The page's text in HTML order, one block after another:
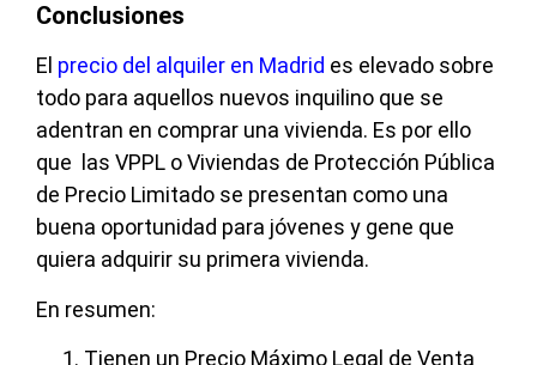
Conclusiones
El precio del alquiler en Madrid es elevado sobre
todo para aquellos nuevos inquilino que se
adentran en comprar una vivienda. Es por ello
que las VPPL o Viviendas de Protección Pública
de Precio Limitado se presentan como una
buena oportunidad para jóvenes y gene que
quiera adquirir su primera vivienda.
En resumen:
Tienen un Precio Máximo Legal de Venta